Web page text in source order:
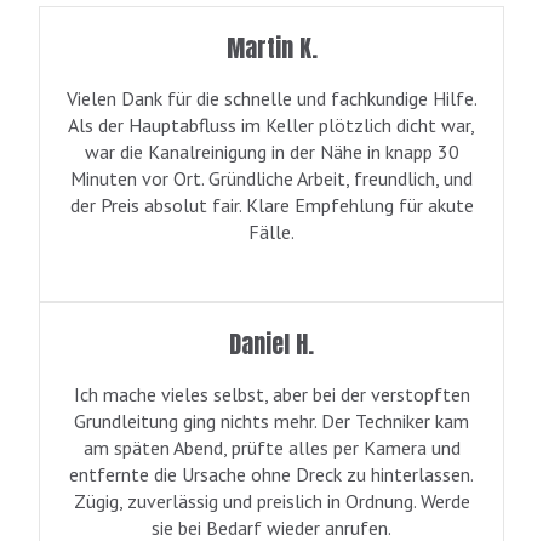
Martin K.
Vielen Dank für die schnelle und fachkundige Hilfe.
Als der Hauptabfluss im Keller plötzlich dicht war,
war die Kanalreinigung in der Nähe in knapp 30
Minuten vor Ort. Gründliche Arbeit, freundlich, und
der Preis absolut fair. Klare Empfehlung für akute
Fälle.
Daniel H.
Ich mache vieles selbst, aber bei der verstopften
Grundleitung ging nichts mehr. Der Techniker kam
am späten Abend, prüfte alles per Kamera und
entfernte die Ursache ohne Dreck zu hinterlassen.
Zügig, zuverlässig und preislich in Ordnung. Werde
sie bei Bedarf wieder anrufen.